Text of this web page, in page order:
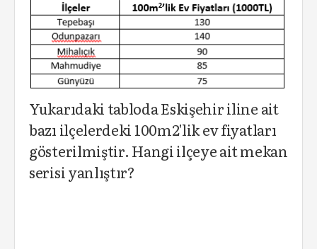
Yukarıdaki tabloda Eskişehir iline ait
bazı ilçelerdeki 100m2'lik ev fiyatları
gösterilmiştir. Hangi ilçeye ait mekan
serisi yanlıştır?